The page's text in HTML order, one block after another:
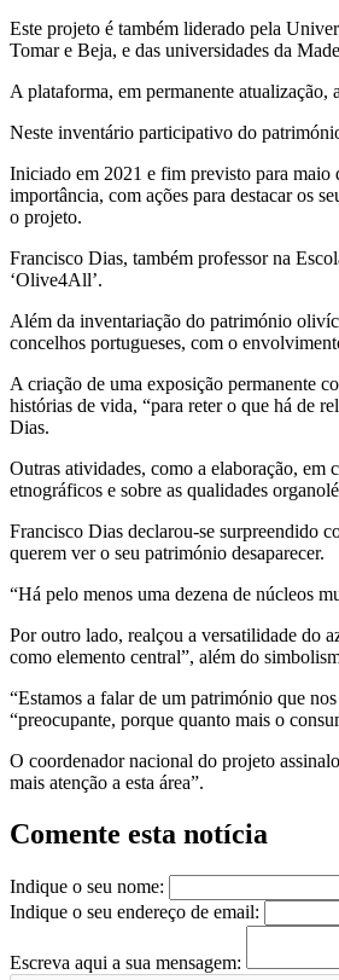
Este projeto é também liderado pela
Tomar e Beja, e das universidades da
A plataforma, em permanente atualização,
Neste inventário participativo do
Iniciado em 2021 e fim previsto para maio
importância, com ações para destacar os
o projeto.
Francisco Dias, também professor na
‘Olive4All’.
Além da inventariação do património
concelhos portugueses, com o
A criação de uma exposição permanente
histórias de vida, “para reter o que há de
Dias.
Outras atividades, como a elaboração, em
etnográficos e sobre as qualidades
Francisco Dias declarou-se surpreendido
querem ver o seu património desaparecer.
“Há pelo menos uma dezena de núcleos
Por outro lado, realçou a versatilidade do
como elemento central”, além do
“Estamos a falar de um património que
“preocupante, porque quanto mais o
O coordenador nacional do projeto
mais atenção a esta área”.
Comente esta notícia
Indique o seu nome:
Indique o seu endereço de email:
Escreva aqui a sua mensagem: